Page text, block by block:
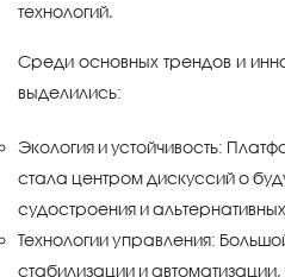
технологий.
Среди основных трендов и
выделились:
Экология и устойчивость:
стала центром дискуссий о
судостроения и
Технологии управления:
стабилизации и